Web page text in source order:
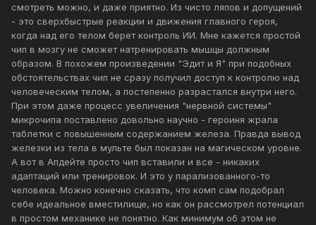
смотреть можно, и даже приятно. Из чисто ляпов и допущений
- это сверхбыстрые реакции и движения главного героя,
когда над его телом берет контроль ИИ. Мне кажется простой
чип в мозгу не сможет натренировать мышцы должным
образом. В похожем произведении "Эдит и Я" при подобных
обстоятельствах чип не сразу получил доступ к контролю над
человеческим телом, а постепенно разрастался внутри него.
При этом даже процесс увеличения "нервной системы"
микрочипа поставлено довольно научно - героиня жрала
таблетки с повышенным содержанием железа. Правда вывод
железки из тела в мульте был показан на магическом уровне.
А вот в Апдейте просто чип вставили и все - никаких
адаптаций или тренировок. И это у парализованного-то
человека. Можно конечно сказать, что комп сам подобрал
себе идеальное вместилище, но как он рассмотрел потенциал
в простом механике не понятно. Как минимум об этом не